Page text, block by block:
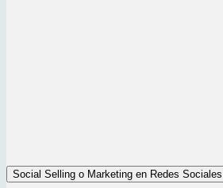
Social Selling o Marketing en Redes Sociales